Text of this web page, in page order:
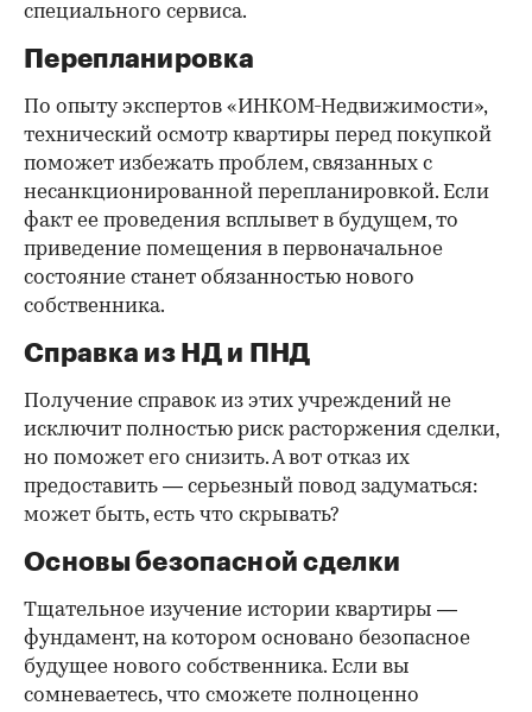
специального сервиса.
Перепланировка
По опыту экспертов «ИНКОМ-Недвижимости»,
технический осмотр квартиры перед покупкой
поможет избежать проблем, связанных с
несанкционированной перепланировкой. Если
факт ее проведения всплывет в будущем, то
приведение помещения в первоначальное
состояние станет обязанностью нового
собственника.
Справка из НД и ПНД
Получение справок из этих учреждений не
исключит полностью риск расторжения сделки,
но поможет его снизить. А вот отказ их
предоставить — серьезный повод задуматься:
может быть, есть что скрывать?
Основы безопасной сделки
Тщательное изучение истории квартиры —
фундамент, на котором основано безопасное
будущее нового собственника. Если вы
сомневаетесь, что сможете полноценно